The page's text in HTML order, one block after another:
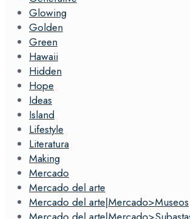
Glowing
Golden
Green
Hawaii
Hidden
Hope
Ideas
Island
Lifestyle
Literatura
Making
Mercado
Mercado del arte
Mercado del arte|Mercado>Museos